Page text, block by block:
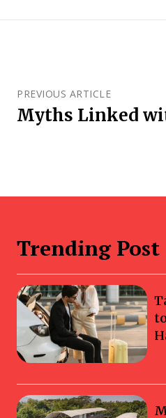
PREVIOUS ARTICLE
Myths Linked
Trending Post